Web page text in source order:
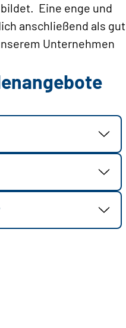
Eine enge und
anschließend als gut
Unternehmen